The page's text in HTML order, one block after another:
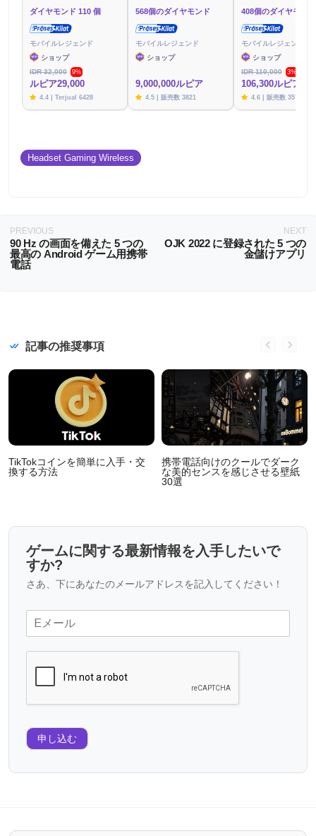
ダイヤモンド 110 個
モバイルレジェンド
ショップ
IDR 32,000
9%
ルピア29,000
4.4 | Terjual 6428
568個のダイヤモンド
モバイルレジェンド
ショップ
9,000,000ルピア
4.5 | 販売数 3821
408個のダイヤモンド
モバイルレジェンド
ショップ
IDR 110,000
3%
106,300ルピア
4.6 | 販売数 3576
Headset Gaming Wireless
PREVIOUS
90 Hz の画面を備えた 5 つの
最高の Android ゲーム用携帯
電話
NEXT
OJK 2022 に登録された 5 つの
金儲けアプリ
記事の推奨事項
TikTokコインを簡単に入手・交
換する方法
携帯電話向けのクールでダーク
な美的センスを感じさせる壁紙
30選
ゲームに関する最新情報を入手したいで
すか?
さあ、下にあなたのメールアドレスを記入してください！
申し込む